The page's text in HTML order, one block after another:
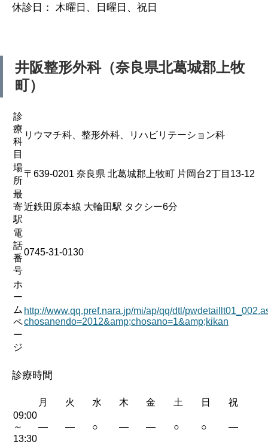
休診日： 木曜日、日曜日、祝日
井阪整形外科（奈良県北葛城郡上牧
町）
診
療
科
目
リウマチ科、整形外科、リハビリテーション科
場
所
〒639-0201 奈良県 北葛城郡上牧町 片岡台2丁目13-12
最
寄
駅
近鉄田原本線 大輪田駅 タクシー6分
電
話
番
号
0745-31-0130
ホ
ー
ム
ペ
ー
ジ
http://www.qq.pref.nara.jp/mi/ap/qq/dtl/
chosanendo=2012&amp;chosano=1&amp;kikan
診療時間
月 火 水 木 金 土 日
祝
09:00
～
13:30
— — ○ — — ○ ○ —